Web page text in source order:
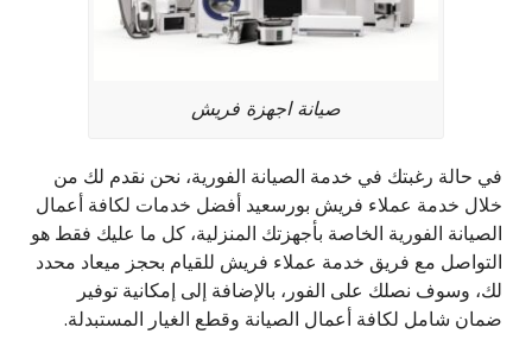
صيانة اجهزة فريش
في حالة رغبتك في خدمة الصيانة الفورية، نحن نقدم لك من
خلال خدمة عملاء فريش بورسعيد أفضل خدمات لكافة أعمال
الصيانة الفورية الخاصة بأجهزتك المنزلية، كل ما عليك فقط هو
التواصل مع فريق خدمة عملاء فريش للقيام بحجز ميعاد محدد
لك، وسوف نصلك على الفور، بالإضافة إلى إمكانية توفير
ضمان شامل لكافة أعمال الصيانة وقطع الغيار المستبدلة.